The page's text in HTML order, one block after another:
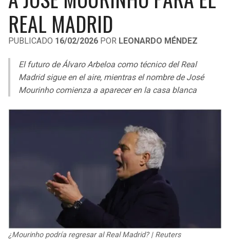
LIGA DE EXPANSIÓN MX
LEAGUES CUP
UEFA EUROPA LEAGUE
UEFA CONFERENCE LEAGUE
COPA LIBERTADORES
COPA SUDAMERICANA
REAL MADRID
PUBLICADO 16/02/2026 POR LEONARDO MÉNDEZ
El futuro de Álvaro Arbeloa como técnico del Real
Madrid sigue en el aire, mientras el nombre de José
Mourinho comienza a aparecer en la casa blanca
¿Mourinho podría regresar al Real Madrid? | Reuters